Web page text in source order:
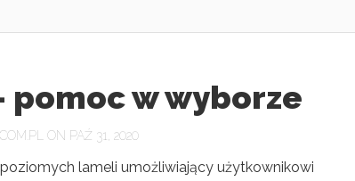
pomoc w wyborze
ON PAŹ 31, 2020
lameli umożliwiający użytkownikowi